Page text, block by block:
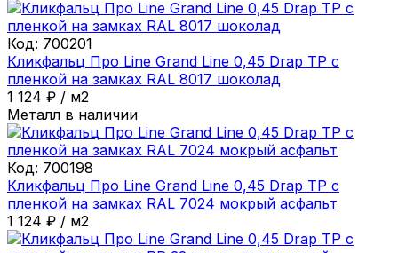
Код: 700201
Кликфальц Про Line Grand Line 0,45 Drap ТР с
пленкой на замках RAL 8017 шоколад
1 124 ₽ / м2
Металл в наличии
Код: 700198
Кликфальц Про Line Grand Line 0,45 Drap ТР с
пленкой на замках RAL 7024 мокрый асфальт
1 124 ₽ / м2